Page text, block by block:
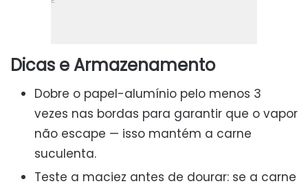
Dicas e Armazenamento
Dobre o papel-alumínio pelo menos 3
vezes nas bordas para garantir que o vapor
não escape — isso mantém a carne
suculenta.
Teste a maciez antes de dourar: se a carne